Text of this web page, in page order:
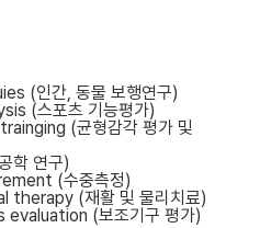
(인간, 동물 보행연구)
(스포츠 기능평가)
(균형감각 평가 및
학 연구)
(수중측정)
therapy (재활 및 물리치료)
(보조기구 평가)